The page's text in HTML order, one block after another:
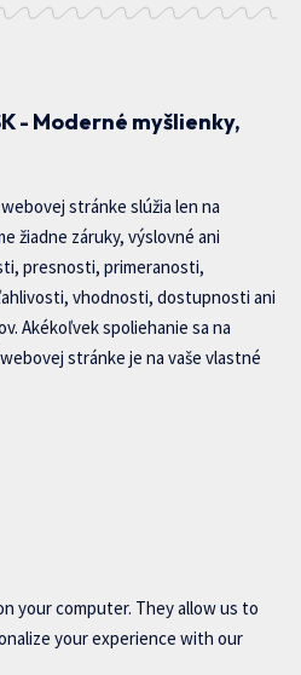
- Moderné myšlienky,
stránke slúžia len na
žiadne záruky, výslovné ani
presnosti, primeranosti,
vhodnosti, dostupnosti ani
Akékoľvek spoliehanie sa na
stránke je na vaše vlastné
your computer. They allow us to
your experience with our